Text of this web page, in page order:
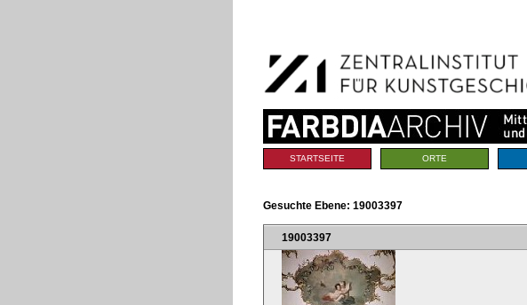
Navigation
Sektionen
STARTSEITE ORTE
Gesuchte Ebene: 19003397
19003397